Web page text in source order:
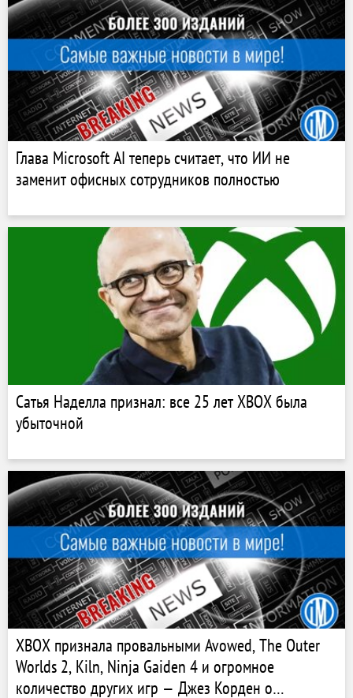
Глава Microsoft AI теперь считает, что ИИ не
заменит офисных сотрудников полностью
Сатья Наделла признал: все 25 лет XBOX была
убыточной
XBOX признала провальными Avowed, The Outer
Worlds 2, Kiln, Ninja Gaiden 4 и огромное
количество других игр — Джез Корден о